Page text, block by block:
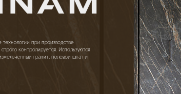
при производстве
контролируется. Используются
гранит, полевой шпат и